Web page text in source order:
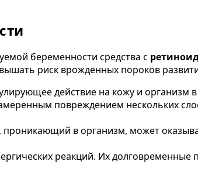
беременности средства с
риск врожденных пороков
действие на кожу и организм
повреждением нескольких
проникающий в организм, может
реакций. Их долговременные